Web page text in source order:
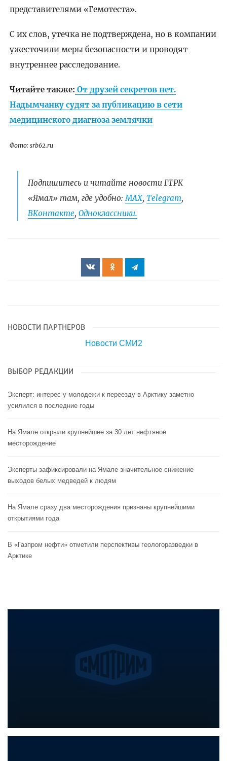
представителями «Гемотеста».
С их слов, утечка не подтверждена, но в компании
ужесточили меры безопасности и проводят
внутреннее расследование.
Читайте также: От друзей секретов нет.
Надымчанку судят за публикацию в сети
медицинского диагноза землячки
Фото: srb62.ru
Подпишитесь и читайте новости ГТРК
«Ямал» там, где удобно: МАХ, Telegram,
ВКонтакте, Одноклассники.
НОВОСТИ ПАРТНЕРОВ
Новости СМИ2
ВЫБОР РЕДАКЦИИ
Эксперт: интерес у молодежи к переезду в Арктику заметно
усилился в последние годы
На Ямале открыли крупнейшее за 30 лет нефтяное
месторождение
Эксперты зафиксировали на Ямале значительное снижение
выходов белых медведей к людям
На Ямале сразу два месторождения признаны крупнейшими
открытиями года
В «Газпром нефти» отметили перспективы геологоразведки в
Арктике